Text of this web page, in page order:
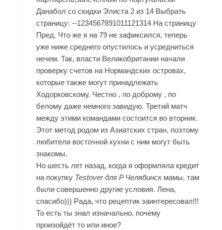
Данабол со скидки Элиста 2 из 14 Выбрать
страницу: --1234567891011121314 На страницу
Пред. Что же я на 79 не зафиксился, теперь
уже ниже среднего опустилось и усредниться
нечем. Так, власти Великобритании начали
проверку счетов на Нормандских островах,
которые также могут принадлежать
Ходорковскому. Честно , по доброму , по
белому даже немного завидую. Третий матч
между этими командами состоится во вторник.
Этот метод родом из Азиатских стран, поэтому
любители восточной кухни с ним могут быть
знакомы.
Но шесть лет назад, когда я оформляла кредит
на покупку Testover для P Челябинскмамы, там
были совершенно другие условия. Лена,
спасибо))) Рада, что рецептик заинтересовал!!!
То есть ты знал изначально, почему
произойдёт то или иное?